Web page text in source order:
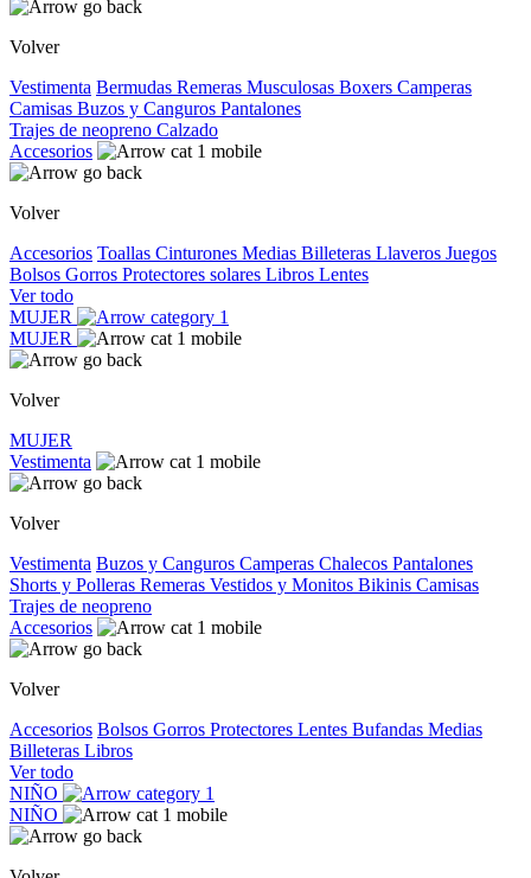
Volver
Vestimenta Bermudas Remeras Musculosas Boxers Camperas
Camisas Buzos y Canguros Pantalones
Trajes de neopreno Calzado
Accesorios
Volver
Accesorios Toallas Cinturones Medias Billeteras Llaveros Juegos
Bolsos Gorros Protectores solares Libros Lentes
Ver todo
MUJER
MUJER
Volver
MUJER
Vestimenta
Volver
Vestimenta Buzos y Canguros Camperas Chalecos Pantalones
Shorts y Polleras Remeras Vestidos y Monitos Bikinis Camisas
Trajes de neopreno
Accesorios
Volver
Accesorios Bolsos Gorros Protectores Lentes Bufandas Medias
Billeteras Libros
Ver todo
NIÑO
NIÑO